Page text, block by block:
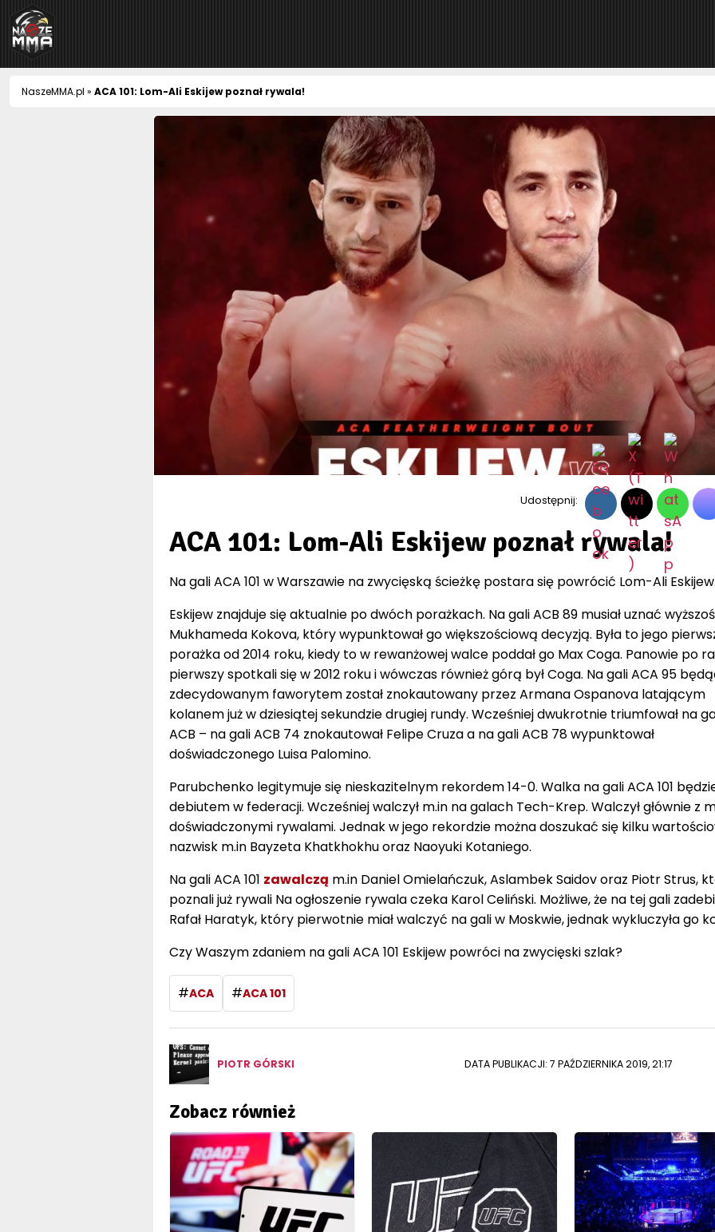
NaszeMMA
NaszeMMA.pl » ACA 101: Lom-Ali Eskijew poznał rywala!
Udostępnij:
ACA 101: Lom-Ali Eskijew poznał rywala!
Na gali ACA 101 w Warszawie na zwycięską ścieżkę postara się powrócić Lom-Ali Eskijew.
Eskijew znajduje się aktualnie po dwóch porażkach. Na gali ACB 89 musiał uznać
Mukhameda Kokova, który wypunktował go większościową decyzją. Była to jego
porażka od 2014 roku, kiedy to w rewanżowej walce poddał go Max Coga. Panowie po
pierwszy spotkali się w 2012 roku i wówczas również górą był Coga. Na gali ACA 95
zdecydowanym faworytem został znokautowany przez Armana Ospanova latającym
kolanem już w dziesiątej sekundzie drugiej rundy. Wcześniej dwukrotnie triumfował na
ACB – na gali ACB 74 znokautował Felipe Cruza a na gali ACB 78 wypunktował
doświadczonego Luisa Palomino.
Parubchenko legitymuje się nieskazitelnym rekordem 14-0. Walka na gali ACA 101
debiutem w federacji. Wcześniej walczył m.in na galach Tech-Krep. Walczył głównie z
doświadczonymi rywalami. Jednak w jego rekordzie można doszukać się kilku
nazwisk m.in Bayzeta Khatkhokhu oraz Naoyuki Kotaniego.
Na gali ACA 101 zawalczą m.in Daniel Omielańczuk, Aslambek Saidov oraz Piotr Strus,
poznali już rywali Na ogłoszenie rywala czeka Karol Celiński. Możliwe, że na tej gali
Rafał Haratyk, który pierwotnie miał walczyć na gali w Moskwie, jednak wykluczyła go
Czy Waszym zdaniem na gali ACA 101 Eskijew powróci na zwycięski szlak?
#ACA #ACA 101
PIOTR GÓRSKI DATA PUBLIKACJI: 7 PAŹDZIERNIKA 2019, 21:17
Zobacz również